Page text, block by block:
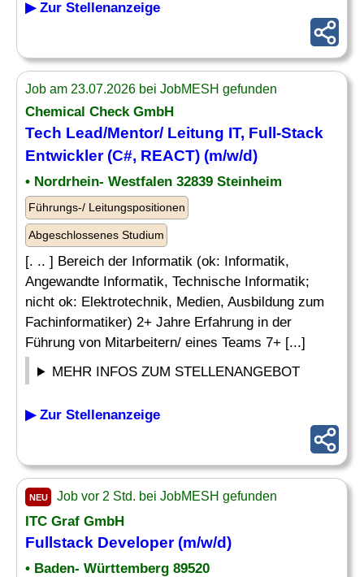
▶ Zur Stellenanzeige
Job am 23.07.2026 bei JobMESH gefunden
Chemical Check GmbH
Tech Lead/Mentor/ Leitung IT, Full-Stack
Entwickler (C#, REACT) (m/w/d)
• Nordrhein- Westfalen 32839 Steinheim
Führungs-/ Leitungspositionen
Abgeschlossenes Studium
[. .. ] Bereich der Informatik (ok: Informatik,
Angewandte Informatik, Technische Informatik;
nicht ok: Elektrotechnik, Medien, Ausbildung zum
Fachinformatiker) 2+ Jahre Erfahrung in der
Führung von Mitarbeitern/ eines Teams 7+ [...]
MEHR INFOS ZUM STELLENANGEBOT
▶ Zur Stellenanzeige
NEU Job vor 2 Std. bei JobMESH gefunden
ITC Graf GmbH
Fullstack Developer (m/w/d)
• Baden- Württemberg 89520